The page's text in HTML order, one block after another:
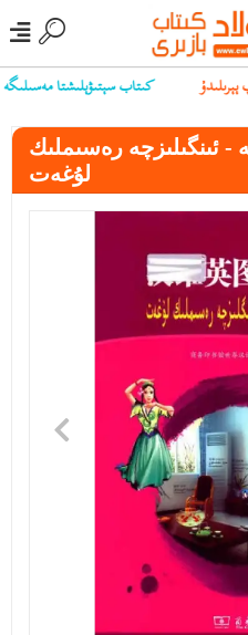
كىتاب سېتىۋېلىشتا مەسىلىگە
- ئىنگىلىزچە رەسىملىك
لۇغەت